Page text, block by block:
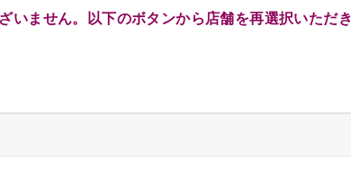
いません。以下のボタンから店舗を再選択いただ